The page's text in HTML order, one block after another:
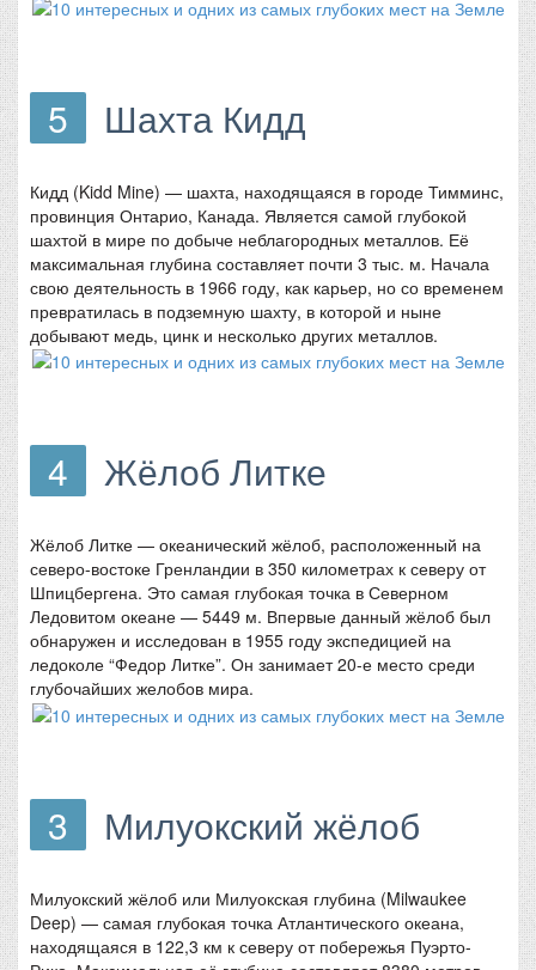
5 Шахта Кидд
Кидд (Kidd Mine) — шахта, находящаяся в городе Тимминс,
провинция Онтарио, Канада. Является самой глубокой
шахтой в мире по добыче неблагородных металлов. Её
максимальная глубина составляет почти 3 тыс. м. Начала
свою деятельность в 1966 году, как карьер, но со временем
превратилась в подземную шахту, в которой и ныне
добывают медь, цинк и несколько других металлов.
4 Жёлоб Литке
Жёлоб Литке — океанический жёлоб, расположенный на
северо-востоке Гренландии в 350 километрах к северу от
Шпицбергена. Это самая глубокая точка в Северном
Ледовитом океане — 5449 м. Впервые данный жёлоб был
обнаружен и исследован в 1955 году экспедицией на
ледоколе “Федор Литке”. Он занимает 20-е место среди
глубочайших желобов мира.
3 Милуокский жёлоб
Милуокский жёлоб или Милуокская глубина (Milwaukee
Deep) — самая глубокая точка Атлантического океана,
находящаяся в 122,3 км к северу от побережья Пуэрто-